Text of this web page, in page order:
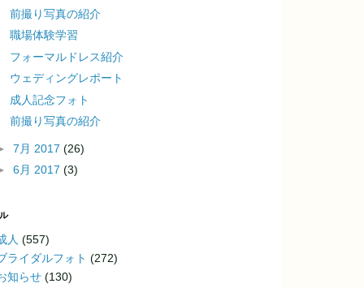
前撮り写真の紹介
職場体験学習
フォーマルドレス紹介
ウェディングレポート
成人記念フォト
前撮り写真の紹介
7月 2017 (26)
6月 2017 (3)
人 (557)
ライダルフォト (272)
知らせ (130)